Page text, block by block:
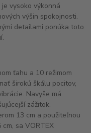
vysoko výkonná
výšin spokojnosti.
detailami ponúka toto
ťahu a 10 režimom
širokú škálu pocitov,
Navyše má
zážitok.
13 cm a použiteľnou
sa VORTEX